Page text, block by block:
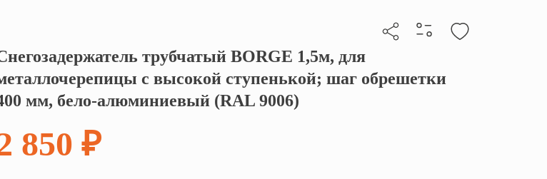
Кликните, чтобы скопировать прямую ссылку
трубчатый BORGE 1,5м, для
с высокой ступенькой; шаг обрешетки
мм, бело-алюминиевый (RAL 9006)
850 ₽